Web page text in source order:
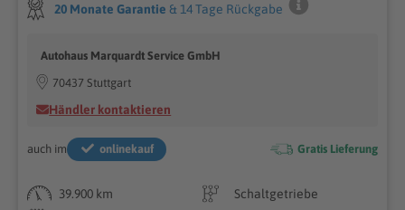
20 Monate Garantie & 14 Tage Rückgabe
Autohaus Marquardt Service GmbH
70437 Stuttgart
Händler kontaktieren
auch im onlinekauf Gratis Lieferung
39.900 km
Schaltgetriebe